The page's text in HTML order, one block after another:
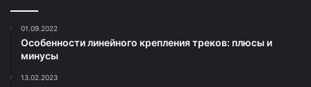
01.09.2022
Особенности линейного крепления треков: плюсы и
минусы
13.02.2023